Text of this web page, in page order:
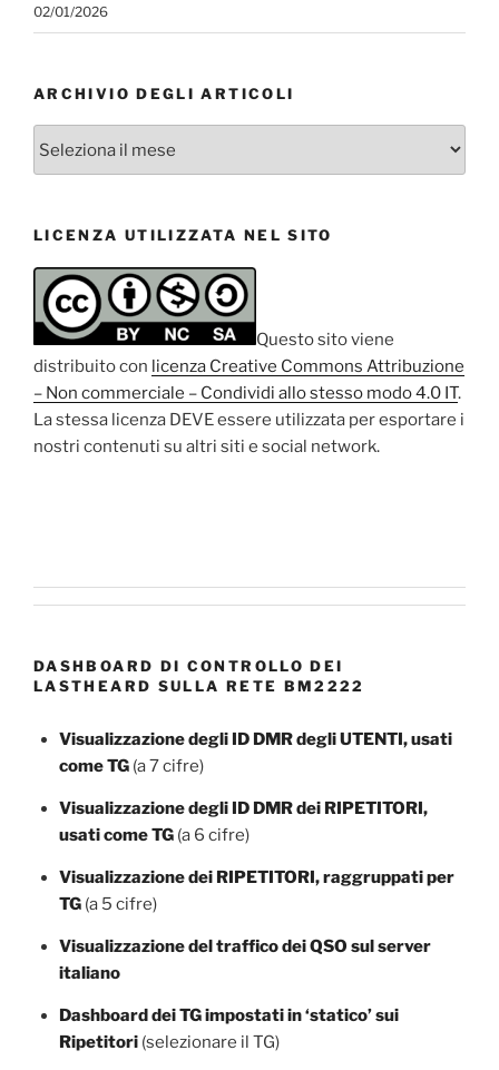
02/01/2026
ARCHIVIO DEGLI ARTICOLI
LICENZA UTILIZZATA NEL SITO
Questo sito viene
distribuito con licenza Creative Commons Attribuzione
– Non commerciale – Condividi allo stesso modo 4.0 IT.
La stessa licenza DEVE essere utilizzata per esportare i
nostri contenuti su altri siti e social network.
DASHBOARD DI CONTROLLO DEI
LASTHEARD SULLA RETE BM2222
Visualizzazione degli ID DMR degli UTENTI, usati
come TG(a 7 cifre)
Visualizzazione degli ID DMR dei RIPETITORI,
usati come TG(a 6 cifre)
Visualizzazione dei RIPETITORI, raggruppati per
TG(a 5 cifre)
Visualizzazione del traffico dei QSO sul server
italiano
Dashboard dei TG impostati in ‘statico’ sui
Ripetitori(selezionare il TG)